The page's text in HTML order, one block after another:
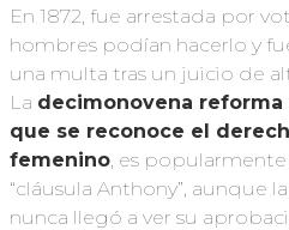
En 1872, fue arrestada por
hombres podían hacerlo y
una multa tras un juicio de
La decimonovena
que se reconoce el
femenino, es
“cláusula Anthony”, aunque
nunca llegó a ver su